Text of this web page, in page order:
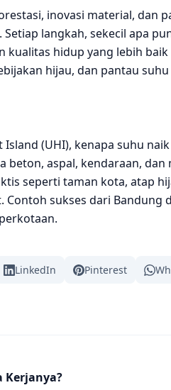
inovasi material, dan
langkah, sekecil apa
hidup yang lebih
hijau, dan pantau
(UHI), kenapa suhu
beton, aspal, kendaraan,
seperti taman kota, atap
sukses dari Bandung
perkotaan.
LinkedIn Pinterest
Kerjanya?